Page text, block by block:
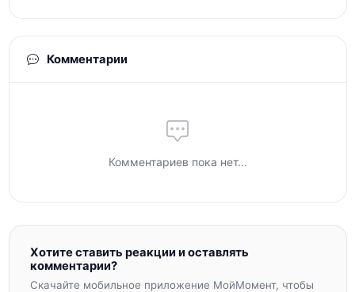
Комментарии
Комментариев пока нет...
Хотите ставить реакции и оставлять
комментарии?
Скачайте мобильное приложение МойМомент, чтобы